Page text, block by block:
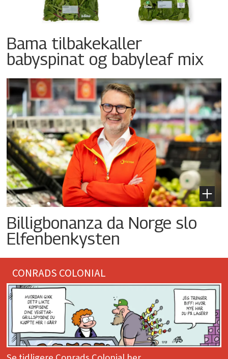
Bama tilbakekaller
babyspinat og babyleaf mix
Billigbonanza da Norge slo
Elfenbenkysten
CONRADS COLONIAL